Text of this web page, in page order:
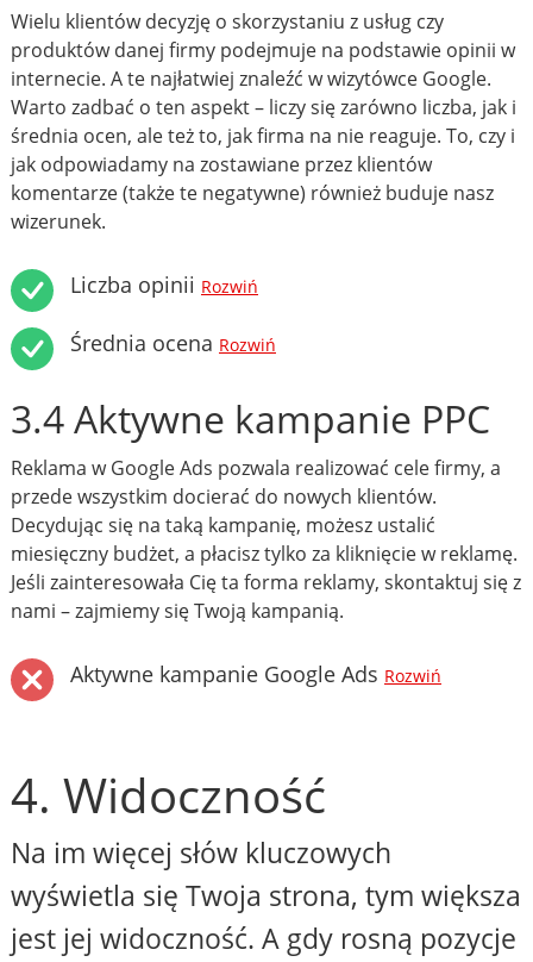
Wielu klientów decyzję o skorzystaniu z usług czy
produktów danej firmy podejmuje na podstawie opinii w
internecie. A te najłatwiej znaleźć w wizytówce Google.
Warto zadbać o ten aspekt – liczy się zarówno liczba, jak i
średnia ocen, ale też to, jak firma na nie reaguje. To, czy i
jak odpowiadamy na zostawiane przez klientów
komentarze (także te negatywne) również buduje nasz
wizerunek.
Liczba opinii Rozwiń
Średnia ocena Rozwiń
3.4 Aktywne kampanie PPC
Reklama w Google Ads pozwala realizować cele firmy, a
przede wszystkim docierać do nowych klientów.
Decydując się na taką kampanię, możesz ustalić
miesięczny budżet, a płacisz tylko za kliknięcie w reklamę.
Jeśli zainteresowała Cię ta forma reklamy, skontaktuj się z
nami – zajmiemy się Twoją kampanią.
Aktywne kampanie Google Ads Rozwiń
4. Widoczność
Na im więcej słów kluczowych
wyświetla się Twoja strona, tym większa
jest jej widoczność. A gdy rosną pozycje